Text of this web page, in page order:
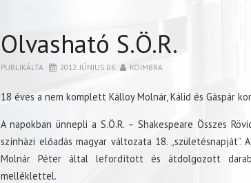
Olvasható S.Ö.R.
PUBLIKÁLTA 2012. JÚNIUS 06. KOIMBRA
18 éves a nem komplett Kálloy Molnár, Kálid és Gáspár
A napokban ünnepli a S.Ö.R. – Shakespeare Összes
színházi előadás magyar változata 18. „születésnapját”.
Molnár Péter által lefordított és átdolgozott
melléklettel.